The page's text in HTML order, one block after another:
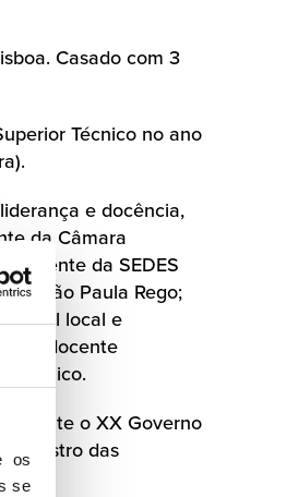
os
se
Casado com 3
Técnico no ano
e docência,
da Câmara
da SEDES
Paula Rego;
local e
ID; docente
Técnico.
durante o XX Governo
Ministro das